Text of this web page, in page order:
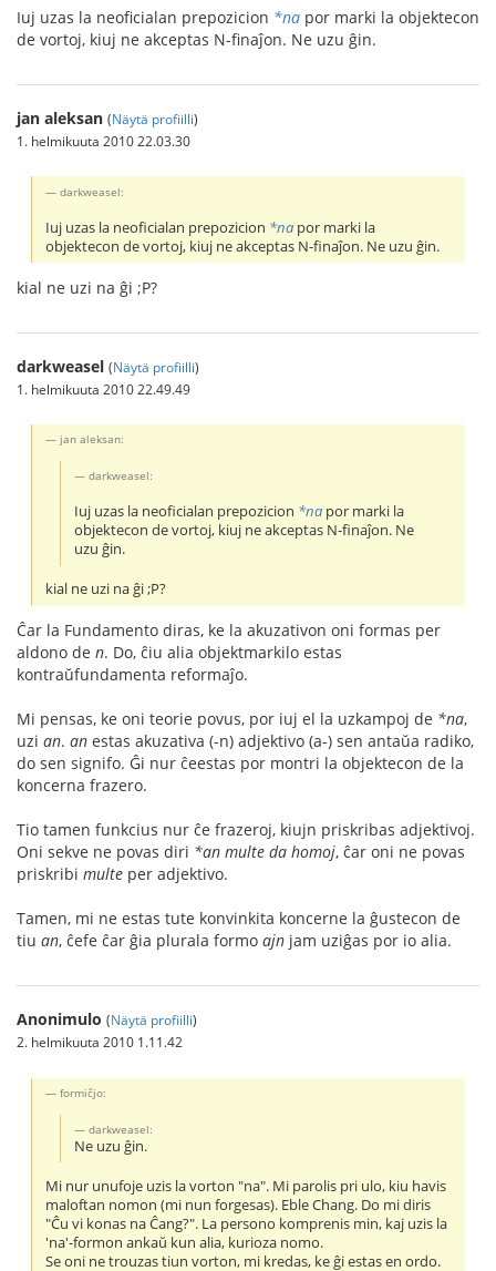
Iuj uzas la neoficialan prepozicion *na por marki la objektecon
de vortoj, kiuj ne akceptas N-finaĵon. Ne uzu ĝin.
jan aleksan (Näytä profiilli)
1. helmikuuta 2010 22.03.30
darkweasel:
Iuj uzas la neoficialan prepozicion *na por marki la
objektecon de vortoj, kiuj ne akceptas N-finaĵon. Ne uzu ĝin.
kial ne uzi na ĝi ;P?
darkweasel (Näytä profiilli)
1. helmikuuta 2010 22.49.49
jan aleksan:
darkweasel:
Iuj uzas la neoficialan prepozicion *na por marki la
objektecon de vortoj, kiuj ne akceptas N-finaĵon. Ne
uzu ĝin.
kial ne uzi na ĝi ;P?
Ĉar la Fundamento diras, ke la akuzativon oni formas per
aldono de n. Do, ĉiu alia objektmarkilo estas
kontraŭfundamenta reformaĵo.
Mi pensas, ke oni teorie povus, por iuj el la uzkampoj de *na,
uzi an. an estas akuzativa (-n) adjektivo (a-) sen antaŭa radiko,
do sen signifo. Ĝi nur ĉeestas por montri la objektecon de la
koncerna frazero.
Tio tamen funkcius nur ĉe frazeroj, kiujn priskribas adjektivoj.
Oni sekve ne povas diri *an multe da homoj, ĉar oni ne povas
priskribi multe per adjektivo.
Tamen, mi ne estas tute konvinkita koncerne la ĝustecon de
tiu an, ĉefe ĉar ĝia plurala formo ajn jam uziĝas por io alia.
Anonimulo (Näytä profiilli)
2. helmikuuta 2010 1.11.42
formiĉjo:
darkweasel:
Ne uzu ĝin.
Mi nur unufoje uzis la vorton "na". Mi parolis pri ulo, kiu havis
maloftan nomon (mi nun forgesas). Eble Chang. Do mi diris
"Ĉu vi konas na Ĉang?". La persono komprenis min, kaj uzis la
'na'-formon ankaŭ kun alia, kurioza nomo.
Se oni ne trouzas tiun vorton, mi kredas, ke ĝi estas en ordo.